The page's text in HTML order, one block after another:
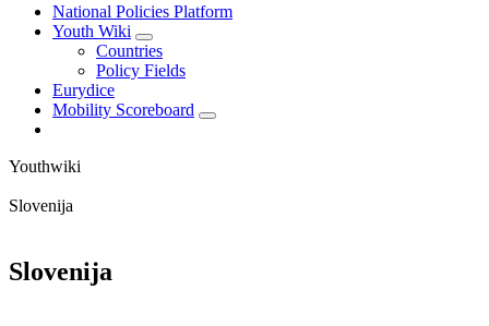
National Policies Platform
Youth Wiki
Countries
Policy Fields
Eurydice
Mobility Scoreboard
Youthwiki
Slovenija
Slovenija